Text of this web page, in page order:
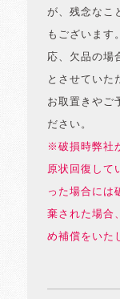
が、残念なこ
もございます
応、欠品の場
とさせていた
お取置きやご
ださい。
※破損時弊社
原状回復して
った場合には
棄された場合
め補償をいた